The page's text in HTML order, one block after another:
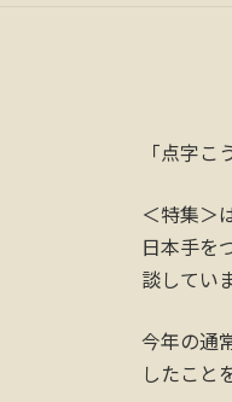
「点字
＜特集＞
日本手を
談してい
今年の通
したこと